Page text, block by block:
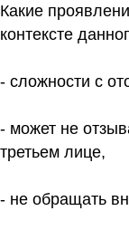
Какие
контексте
- сложности с
- может не
третьем лице,
- не обращать